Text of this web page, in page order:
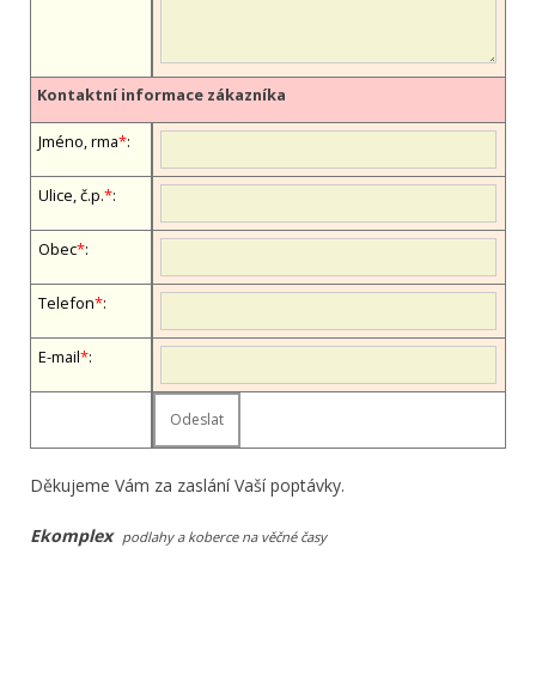
Kontaktní informace zákazníka
Jméno, firma*:
Ulice, č.p.*:
Obec*:
Telefon*:
E-mail*:
Děkujeme Vám za zaslání Vaší poptávky.
Ekomplex podlahy a koberce na věčné časy